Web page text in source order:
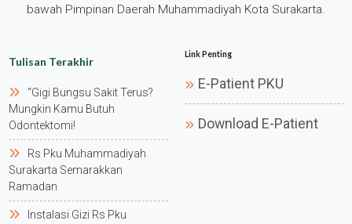
bawah Pimpinan Daerah Muhammadiyah Kota Surakarta.
Tulisan Terakhir
“gigi Bungsu Sakit Terus?
Mungkin Kamu Butuh
Odontektomi!
Rs Pku Muhammadiyah
Surakarta Semarakkan
Ramadan
Instalasi Gizi Rs Pku
Link Penting
E-Patient PKU
Download E-Patient